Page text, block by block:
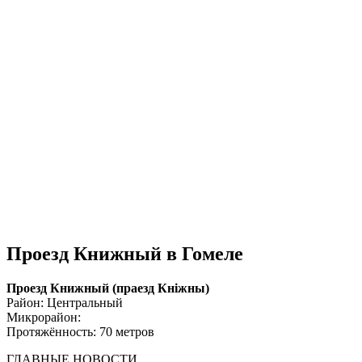
Проезд Книжный в Гомеле
Проезд Книжный (праезд Кнiжны)
Район: Центральный
Микрорайон:
Протяжённость: 70 метров
ГЛАВНЫЕ НОВОСТИ